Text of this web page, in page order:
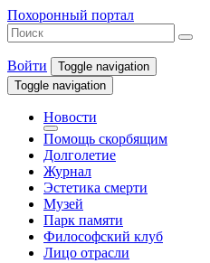
Похоронный портал
Войти
Toggle navigation
Toggle navigation
Новости
Помощь скорбящим
Долголетие
Журнал
Эстетика смерти
Музей
Парк памяти
Философский клуб
Лицо отрасли